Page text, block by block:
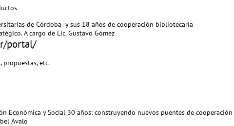
de Córdoba y sus 18 años de cooperación bibliotecaria
A cargo de Lic. Gustavo Gómez
portal/
etc.
Económica y Social 30 años: construyendo nuevos puentes de cooperación
Avalo